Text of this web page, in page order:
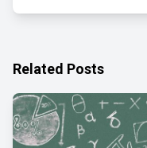
Related Posts